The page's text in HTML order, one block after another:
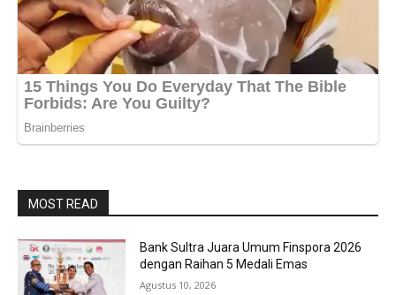
MOST READ
Bank Sultra Juara Umum Finspora 2026
dengan Raihan 5 Medali Emas
Agustus 10, 2026